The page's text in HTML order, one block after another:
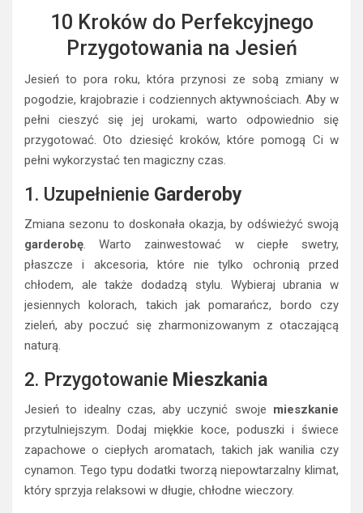
10 Kroków do Perfekcyjnego
Przygotowania na Jesień
Jesień to pora roku, która przynosi ze sobą zmiany w
pogodzie, krajobrazie i codziennych aktywnościach. Aby w
pełni cieszyć się jej urokami, warto odpowiednio się
przygotować. Oto dziesięć kroków, które pomogą Ci w
pełni wykorzystać ten magiczny czas.
1. Uzupełnienie Garderoby
Zmiana sezonu to doskonała okazja, by odświeżyć swoją
garderobę. Warto zainwestować w ciepłe swetry,
płaszcze i akcesoria, które nie tylko ochronią przed
chłodem, ale także dodadzą stylu. Wybieraj ubrania w
jesiennych kolorach, takich jak pomarańcz, bordo czy
zieleń, aby poczuć się zharmonizowanym z otaczającą
naturą.
2. Przygotowanie Mieszkania
Jesień to idealny czas, aby uczynić swoje mieszkanie
przytulniejszym. Dodaj miękkie koce, poduszki i świece
zapachowe o ciepłych aromatach, takich jak wanilia czy
cynamon. Tego typu dodatki tworzą niepowtarzalny klimat,
który sprzyja relaksowi w długie, chłodne wieczory.